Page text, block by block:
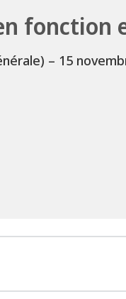
fonction
– 15